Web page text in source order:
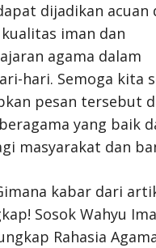
dijadikan acuan
iman dan
agama dalam
hari. Semoga kita
pesan tersebut
yang baik
masyarakat dan
kabar dari
Sosok Wahyu
Rahasia